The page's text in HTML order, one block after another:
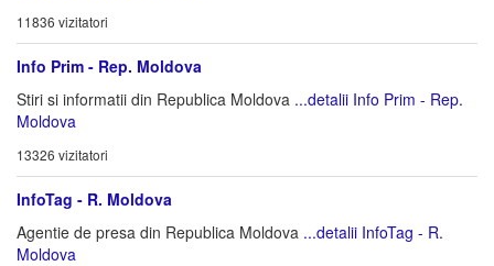
11836 vizitatori
Info Prim - Rep. Moldova
Stiri si informatii din Republica Moldova ...detalii Info Prim - Rep.
Moldova
13326 vizitatori
InfoTag - R. Moldova
Agentie de presa din Republica Moldova ...detalii InfoTag - R.
Moldova